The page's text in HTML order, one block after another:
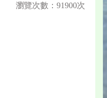
瀏覽次數：91900次